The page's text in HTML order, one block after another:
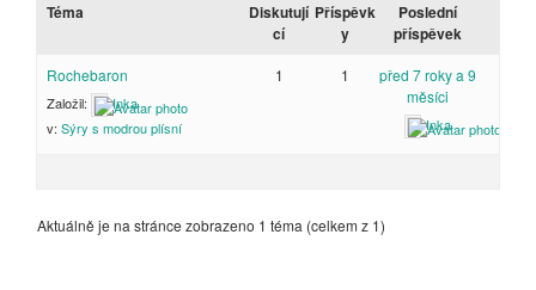
Téma
Diskutují
cí
Příspěvk
y
Poslední
příspěvek
Rochebaron
Založil:
Inka
v: Sýry s modrou plísní
1 1
před 7 roky a 9
měsíci
Inka
Aktuálně je na stránce zobrazeno 1 téma (celkem z 1)